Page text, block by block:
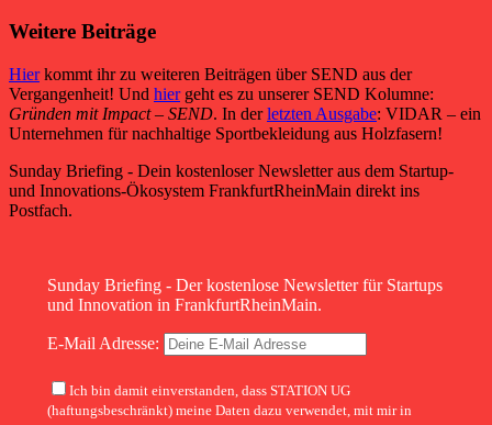
Weitere Beiträge
Hierkommt ihr zu weiteren Beiträgen über SEND aus der
Vergangenheit! Und hiergeht es zu unserer SEND Kolumne:
Gründen mit Impact – SEND. In derletzten Ausgabe: VIDAR – ein
Unternehmen für nachhaltige Sportbekleidung aus Holzfasern!
Sunday Briefing - Dein kostenloser Newsletter aus dem Startup-
und Innovations-Ökosystem FrankfurtRheinMain direkt ins
Postfach.
Sunday Briefing - Der kostenlose Newsletter für Startups
und Innovation in FrankfurtRheinMain.
E-Mail Adresse:
Ich bin damit einverstanden, dass STATION UG
(haftungsbeschränkt) meine Daten dazu verwendet, mit mir in